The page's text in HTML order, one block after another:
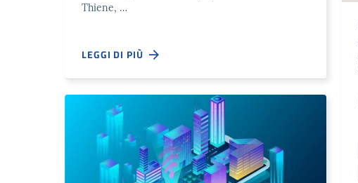
Thiene, …
LEGGI DI PIÙ